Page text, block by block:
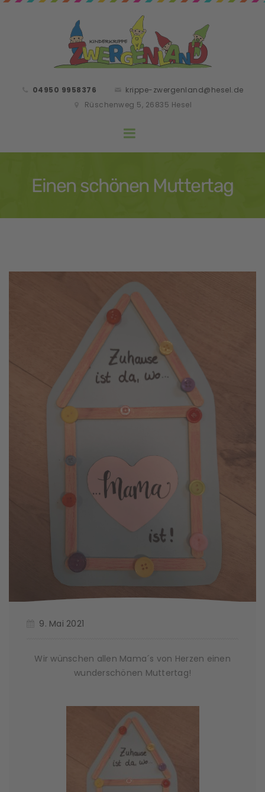
04950 9958376
krippe-zwergenland@hesel.de
Rüschenweg 5, 26835 Hesel
Einen schönen Muttertag
9. Mai 2021
Wir wünschen allen Mama´s von Herzen einen
wunderschönen Muttertag!